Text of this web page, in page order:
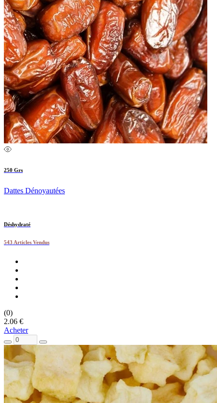
250 Grs
Dattes Dénoyautées
Déshydraté
543 Articles Vendus
(0)
2.06 €
Acheter